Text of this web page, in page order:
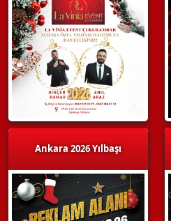
Ankara 2026 Yılbaşı